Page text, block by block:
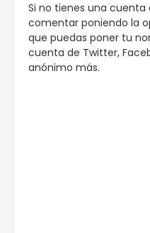
Si no tienes una cuenta
comentar poniendo la
que puedas poner tu
cuenta de Twitter,
anónimo más.